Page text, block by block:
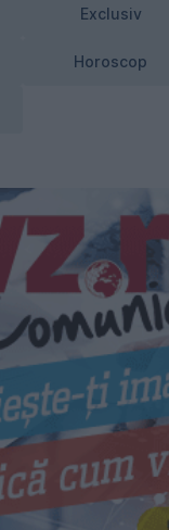
Exclusiv
Horoscop